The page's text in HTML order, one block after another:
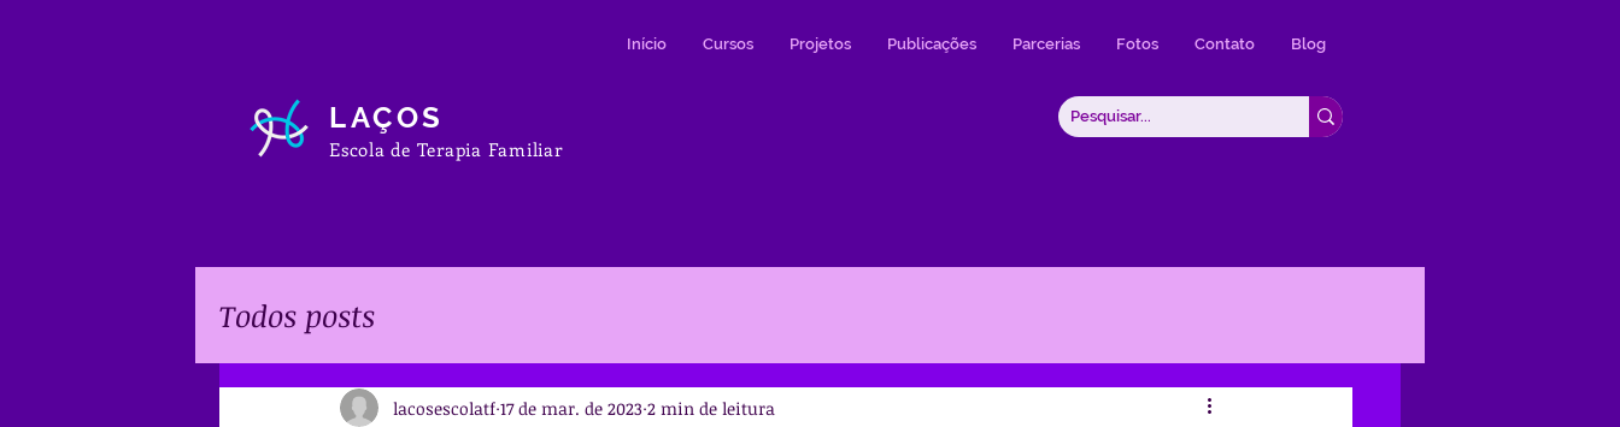
Início Cursos Projetos Publicações Parcerias Fotos Contato Blog
LAÇOS
Escola de Terapia Familiar
Todos posts
lacosescolatf 17 de mar. de 2023 2 min de leitura